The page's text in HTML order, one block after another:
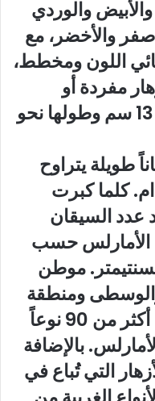
والأبيض والوردي
والأخضر، مع
اللون ومخطط،
مفردة أو
مزدوجة، ويبلغ عرضها نحو 13 سم وطولها نحو
طويلة يتراوح
كلما كبرت
عدد السيقان
الأمارلس حسب
موطن
والوسطى ومنطقة
البحر الكاريبي. يتوفر اليوم أكثر من 90 نوعاً
بالإضافة
التي تُباع في